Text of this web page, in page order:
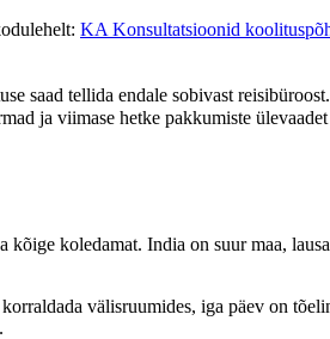
KA Konsultatsioonid
saad tellida endale sobivast
ja viimase hetke pakkumiste
koledamat. India on suur maa,
välisruumides, iga päev on